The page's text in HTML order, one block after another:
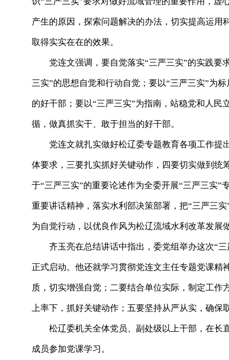
产生的原因，探索问题解决的办法，切实提高运用
取得实实在在的效果。
党连文强调，要自觉落实“三严三实”的实践要
三实”的思想自觉和行动自觉；要以“三严三实”为
的好干部；要以“三严三实”为指南，站稳党和人民
循，做真抓实干、敢于担当的好干部。
党连文就扎实做好松辽委专题教育各项工作提
体要求，三要扎实抓好关键动作，四要切实做到
于“三严三实”的重要论述作为全委开展“三严三实
重要讲话精神，落实水利部决策部署，把“三严三
为自觉行动，以优良作风为松辽流域水利改革发展
齐玉亮在总结讲话中指出，委党组举办这次“三
正式启动。他还就学习贯彻党连文主任专题党课
质，切实增强自觉；二要结合单位实际，制定工
上率下，抓好关键动作；五要坚持从严从实，确保
松辽委机关全体党员、副处级以上干部，在长
成员参加党课学习。